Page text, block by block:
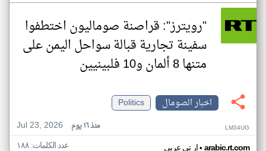
"رويترز": قراصنة صوماليون اختطفوا
سفينة تجارية قبالة سواحل اليمن على
متنها 8 ألمان و10 فلبينيين
اخبار الصومال
Politics
Jul 23, 2026
منذ ١٦ يوم LM34UG
ار تي عربي arabic.rt.com عدد الكلمات: ١٨٨